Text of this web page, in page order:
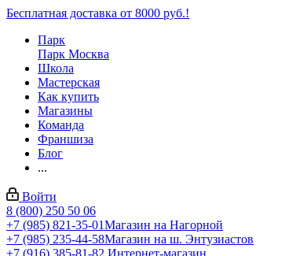
Бесплатная доставка от 8000 руб.!
Парк
Парк Москва
Школа
Мастерская
Как купить
Магазины
Команда
Франшиза
Блог
...
Войти
8 (800) 250 50 06
+7 (985) 821-35-01Магазин на Нагорной
+7 (985) 235-44-58Магазин на ш. Энтузиастов
+7 (916) 385-81-82 Интернет-магазин